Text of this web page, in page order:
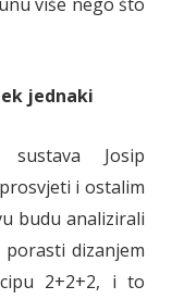
jednaki
Josip
i ostalim
budu analizirali
dizanjem
2+2+2, i to